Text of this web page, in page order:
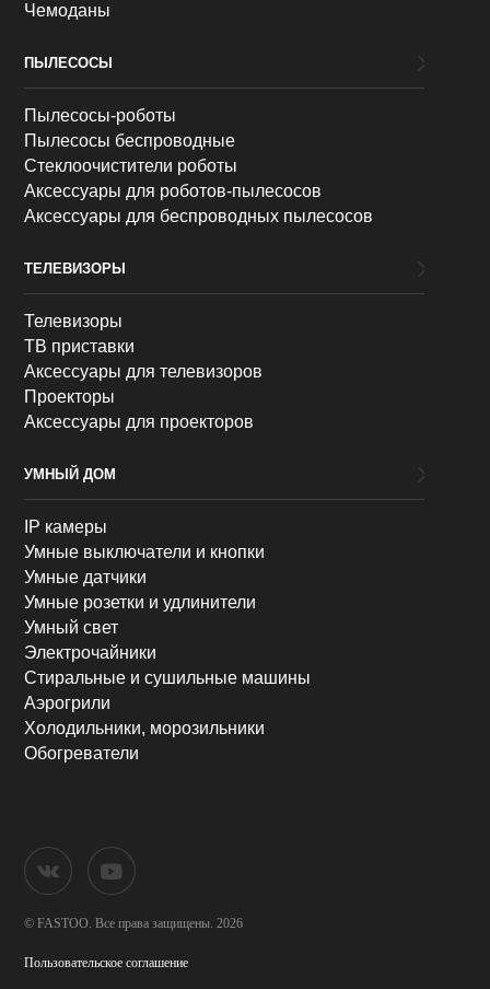
Чемоданы
ПЫЛЕСОСЫ
Пылесосы-роботы
Пылесосы беспроводные
Стеклоочистители роботы
Аксессуары для роботов-пылесосов
Аксессуары для беспроводных пылесосов
ТЕЛЕВИЗОРЫ
Телевизоры
ТВ приставки
Аксессуары для телевизоров
Проекторы
Аксессуары для проекторов
УМНЫЙ ДОМ
IP камеры
Умные выключатели и кнопки
Умные датчики
Умные розетки и удлинители
Умный свет
Электрочайники
Стиральные и сушильные машины
Аэрогрили
Холодильники, морозильники
Обогреватели
© FASTOO. Все права защищены. 2026
Пользовательское соглашение